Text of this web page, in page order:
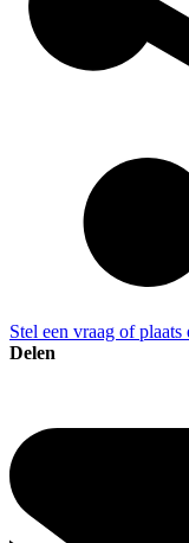
Stel een vraag of
Delen